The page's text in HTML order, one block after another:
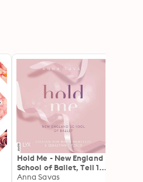
Hold Me - New England
School of Ballet, Teil 1
(Ungekürzt)
Anna Savas